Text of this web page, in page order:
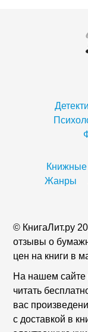
Книжные
Жанры
© КнигаЛит.ру
отзывы о
цен на книги в
На нашем сайте
читать
вас
с доставкой в